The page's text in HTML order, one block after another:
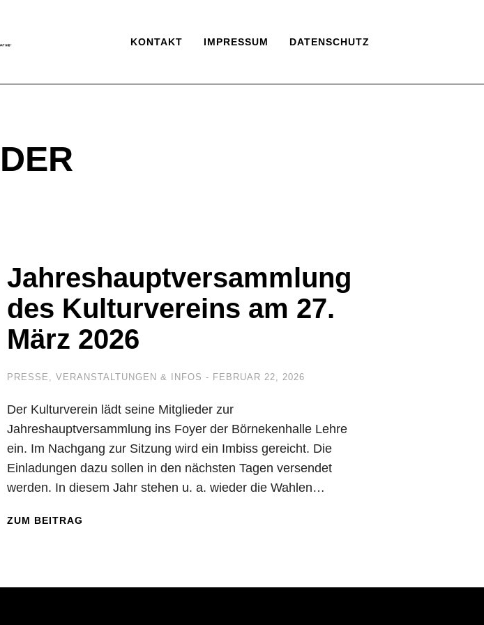
KONTAKT IMPRESSUM DATENSCHUTZ
Jahreshauptversammlung
des Kulturvereins am 27.
März 2026
PRESSE , VERANSTALTUNGEN & INFOS FEBRUAR 22, 2026
Der Kulturverein lädt seine Mitglieder zur
Jahreshauptversammlung ins Foyer der Börnekenhalle Lehre
ein. Im Nachgang zur Sitzung wird ein Imbiss gereicht. Die
Einladungen dazu sollen in den nächsten Tagen versendet
werden. In diesem Jahr stehen u. a. wieder die Wahlen…
ZUM BEITRAG